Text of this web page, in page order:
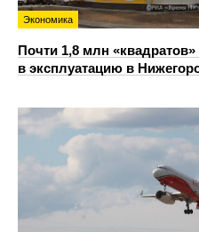
Экономика
Почти 1,8 млн
в эксплуатацию в